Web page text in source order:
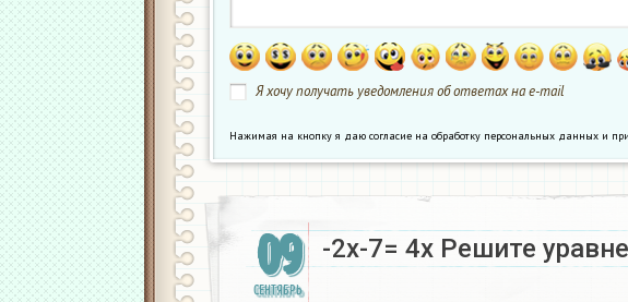
Я хочу получать уведомления об ответах на e-mail
Нажимая на кнопку я даю согласие на обработку персональных данных и
09
СЕНТЯБРЬ
-2х-7= 4х Решите